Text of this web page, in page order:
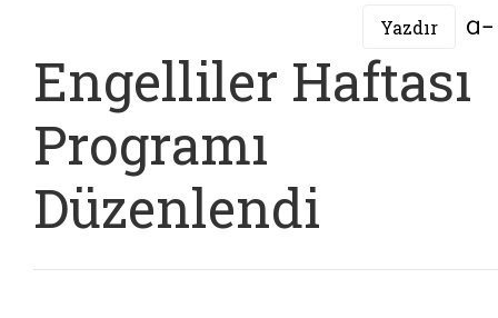
Yazdır
Engelliler Haftası
Programı
Düzenlendi